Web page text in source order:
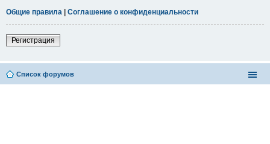
Общие правила | Соглашение о конфиденциальности
Регистрация
Список форумов